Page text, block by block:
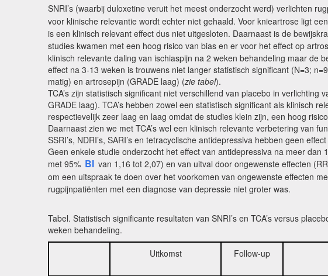
SNRI’s (waarbij duloxetine veruit het meest onderzocht werd) verlichten
voor klinische relevantie wordt echter niet gehaald. Voor knieartrose ligt
is een klinisch relevant effect dus niet uitgesloten. Daarnaast is de
studies kwamen met een hoog risico van bias en er voor het effect op
klinisch relevante daling van ischiaspijn na 2 weken behandeling maar de
effect na 3-13 weken is trouwens niet langer statistisch significant (N=3;
matig) en artrosepijn (GRADE laag) (zie tabel).
TCA’s zijn statistisch significant niet verschillend van placebo in
GRADE laag). TCA’s hebben zowel een statistisch significant als klinisch
respectievelijk zeer laag en laag omdat de studies klein zijn, een hoog
Daarnaast zien we met TCA’s wel een klinisch relevante verbetering van
SSRI’s, NDRI’s, SARI’s en tetracyclische antidepressiva hebben geen
Geen enkele studie onderzocht het effect van antidepressiva na meer
met 95% BI van 1,16 tot 2,07) en van uitval door ongewenste effecten
om een uitspraak te doen over het voorkomen van ongewenste effecten
rugpijnpatiënten met een diagnose van depressie niet groter was.
Tabel. Statistisch significante resultaten van SNRI’s en TCA’s versus
weken behandeling.
Uitkomst Follow-up